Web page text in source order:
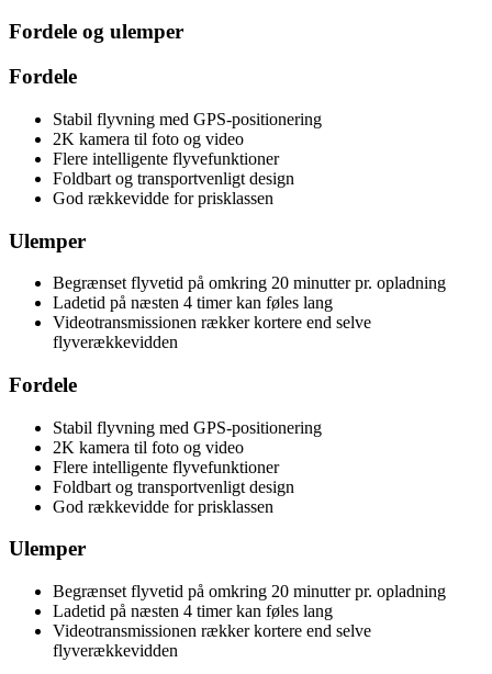
Fordele og ulemper
Fordele
Stabil flyvning med GPS-positionering
2K kamera til foto og video
Flere intelligente flyvefunktioner
Foldbart og transportvenligt design
God rækkevidde for prisklassen
Ulemper
Begrænset flyvetid på omkring 20 minutter pr. opladning
Ladetid på næsten 4 timer kan føles lang
Videotransmissionen rækker kortere end selve
flyverækkevidden
Fordele
Stabil flyvning med GPS-positionering
2K kamera til foto og video
Flere intelligente flyvefunktioner
Foldbart og transportvenligt design
God rækkevidde for prisklassen
Ulemper
Begrænset flyvetid på omkring 20 minutter pr. opladning
Ladetid på næsten 4 timer kan føles lang
Videotransmissionen rækker kortere end selve
flyverækkevidden